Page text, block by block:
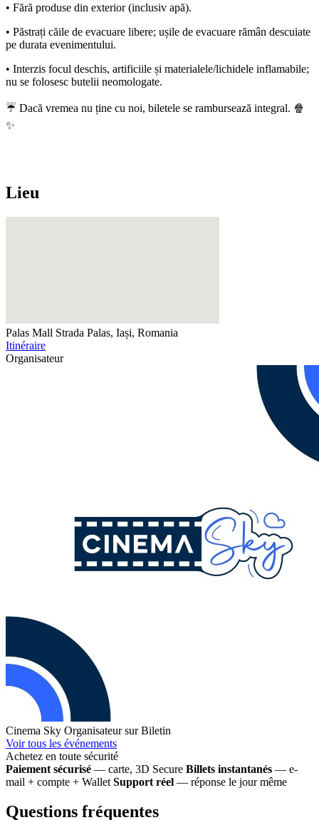
• Fără produse din exterior (inclusiv apă).
• Păstrați căile de evacuare libere; ușile de evacuare rămân descuiate
pe durata evenimentului.
• Interzis focul deschis, artificiile și materialele/lichidele inflamabile;
nu se folosesc butelii neomologate.
☔ Dacă vremea nu ține cu noi, biletele se rambursează integral. 🍿
✨
Lieu
Palas Mall Strada Palas, Iași, Romania
Itinéraire
Organisateur
Cinema Sky Organisateur sur Biletin
Voir tous les événements
Achetez en toute sécurité
Paiement sécurisé — carte, 3D Secure Billets instantanés — e-
mail + compte + Wallet Support réel — réponse le jour même
Questions fréquentes